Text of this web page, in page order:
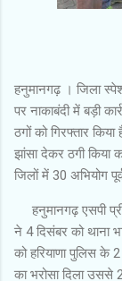
हनुमानगढ़ । जिला
पर नाकाबंदी में बड़ी
ठगों को गिरफ्तार
झांसा देकर ठगी किया
जिलों में 30 अभियोग
हनुमानगढ़ एसपी
ने 4 दिसंबर को थाना
को हरियाणा पुलिस के
का भरोसा दिला